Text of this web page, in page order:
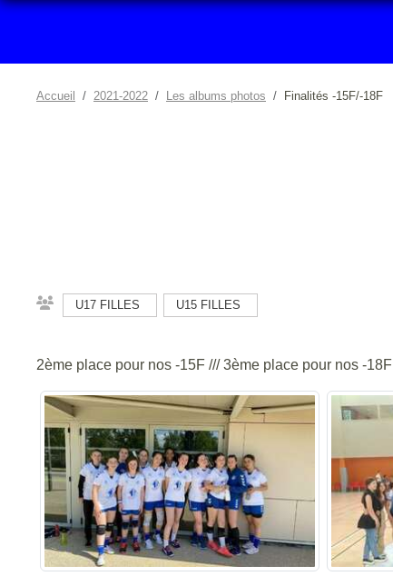
Accueil 2021-2022 Les albums photos Finalités -15F/-18F
U17 FILLES U15 FILLES
2ème place pour nos -15F /// 3ème place pour nos -18F